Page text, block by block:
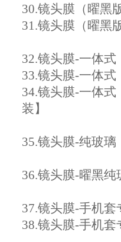
30.镜头膜（曜黑
31.镜头膜（曜黑
32.镜头膜-一体式
33.镜头膜-一体式
34.镜头膜-一体式
装】
35.镜头膜-纯玻璃
36.镜头膜-曜黑纯
37.镜头膜-手机套
38.镜头膜-手机套